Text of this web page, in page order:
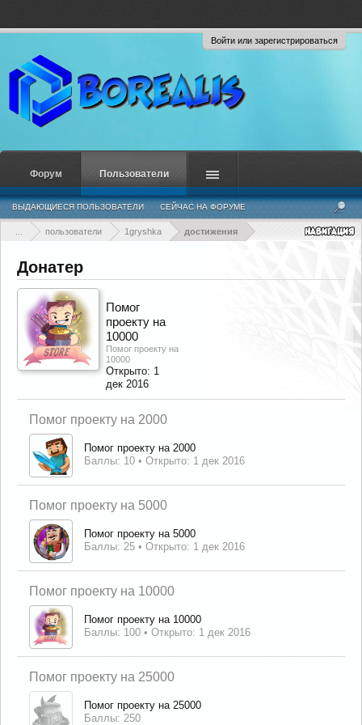
Войти или зарегистрироваться
пользователи 1gryshka достижения
Донатер
Помог
проекту на
10000
Помог проекту на
10000
Открыто: 1
дек 2016
Помог проекту на 2000
Помог проекту на 2000
Баллы: 10
Открыто: 1 дек 2016
Помог проекту на 5000
Помог проекту на 5000
Баллы: 25
Открыто: 1 дек 2016
Помог проекту на 10000
Помог проекту на 10000
Баллы: 100
Открыто: 1 дек 2016
Помог проекту на 25000
Помог проекту на 25000
Баллы: 250
Форум Пользователи
ВЫДАЮЩИЕСЯ ПОЛЬЗОВАТЕЛИ СЕЙЧАС НА ФОРУМЕ
НЕДАВНЯЯ АКТИВНОСТЬ НОВЫЕ СООБЩЕНИЯ ПРОФИЛЯ